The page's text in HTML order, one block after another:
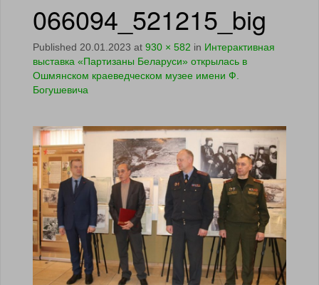
066094_521215_big
Published 20.01.2023 at 930 × 582 in Интерактивная
выставка «Партизаны Беларуси» открылась в
Ошмянском краеведческом музее имени Ф.
Богушевича